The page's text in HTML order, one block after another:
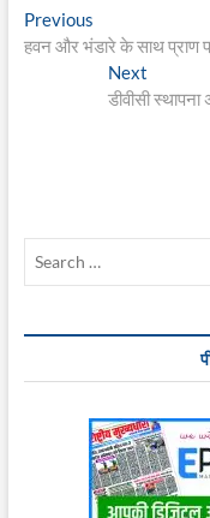
Post
navigation
PreviousPrevious
post:
हवन और भंडारे के साथ प्राण
Next
post:
डीवीसी